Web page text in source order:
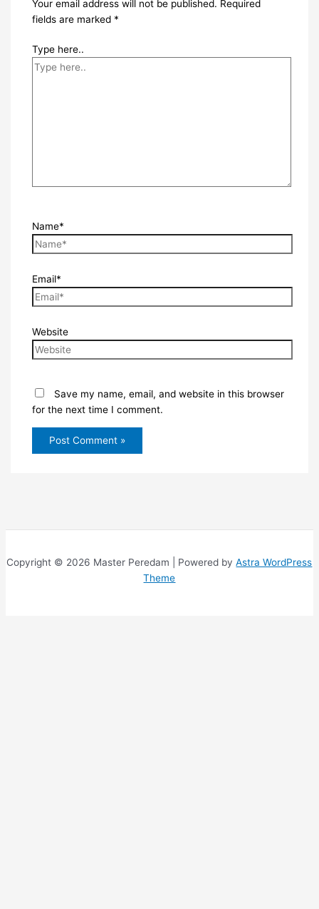
Your email address will not be published. Required
fields are marked *
Type here..
Name*
Email*
Website
Save my name, email, and website in this browser
for the next time I comment.
Copyright © 2026 Master Peredam | Powered byAstra WordPress
Theme